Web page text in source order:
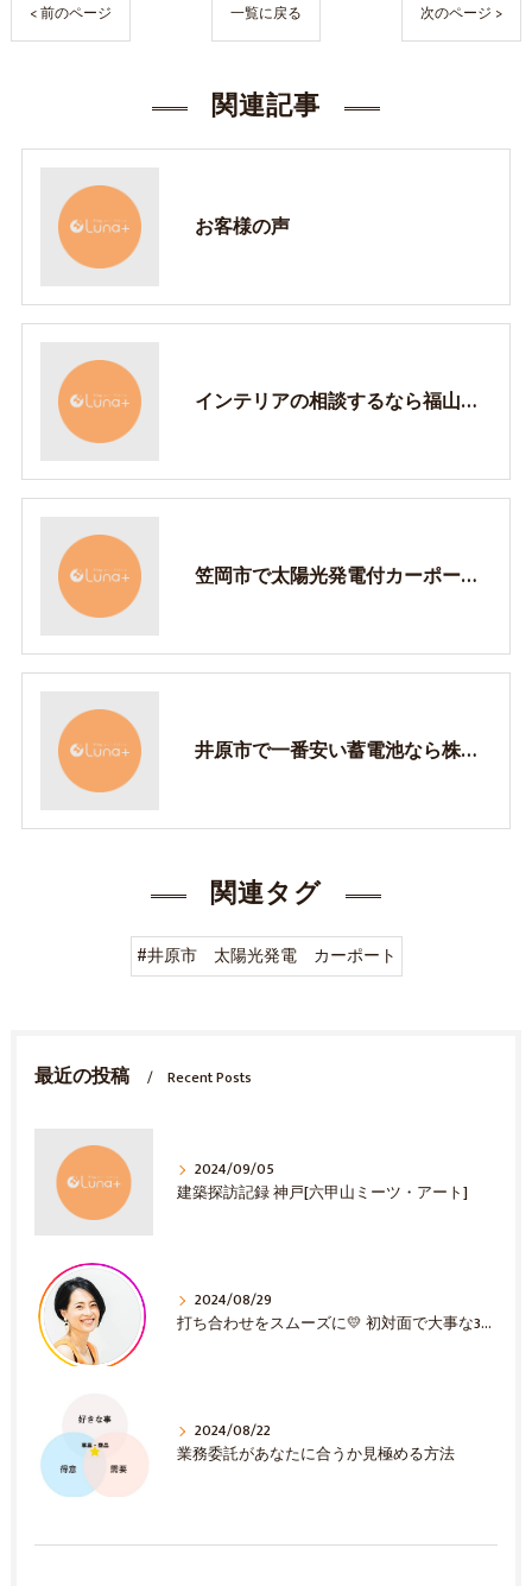
< 前のページ 一覧に戻る 次のページ >
関連記事
お客様の声
インテリアの相談するなら福山市の樹-itsuki-
笠岡市で太陽光発電付カーポートは樹-itsuki-で！
井原市で一番安い蓄電池なら株式会社樹へ
関連タグ
#井原市 太陽光発電 カーポート
最近の投稿 Recent Posts
2024/09/05
建築探訪記録 神戸[六甲山ミーツ・アート]
2024/08/29
打ち合わせをスムーズに💛 初対面で大事な3選！
2024/08/22
業務委託があなたに合うか見極める方法